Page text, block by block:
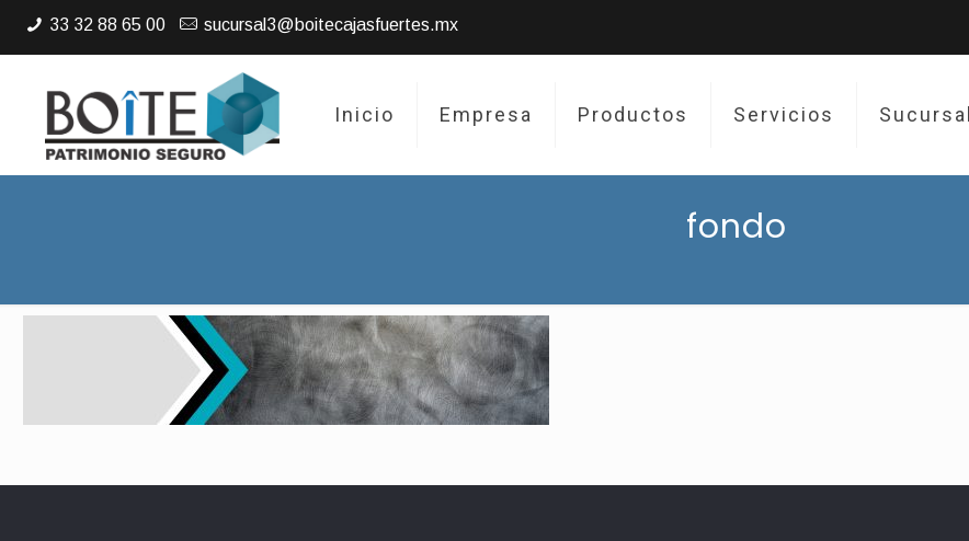
33 32 88 65 00 sucursal3@boitecajasfuertes.mx
Inicio Empresa Productos Servicios
fondo